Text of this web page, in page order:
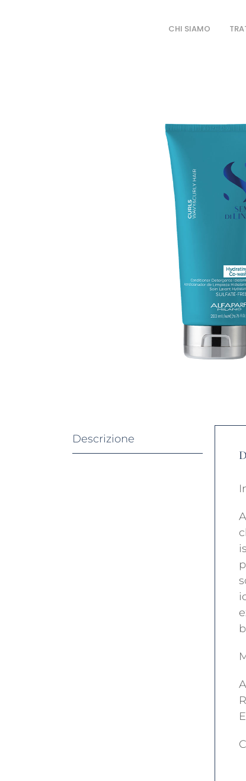
CHI SIAMO
Descrizione